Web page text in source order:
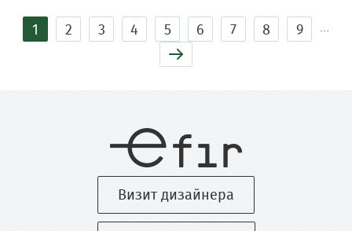
1 2 3 4 5 6 7 8 9 …
Визит дизайнера